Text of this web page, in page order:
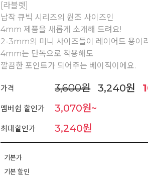
[라블렛]
납작 큐빅 시리즈의 원조 사이즈인
4mm 제품을 새롭게 소개해 드려요!
2-3mm의 미니 사이즈들이 레이어드 용이
4mm는 단독으로 착용해도
깔끔한 포인트가 되어주는 베이직이에요.
가격 3,600원 3,240원
멤버쉽 할인가 3,070원~
최대할인가 3,240원
기본가
기본 할인